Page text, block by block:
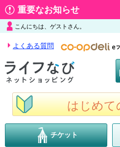
重要なお知らせ
こんにちは、ゲストさん。
よくある質問
はじめて
チケット